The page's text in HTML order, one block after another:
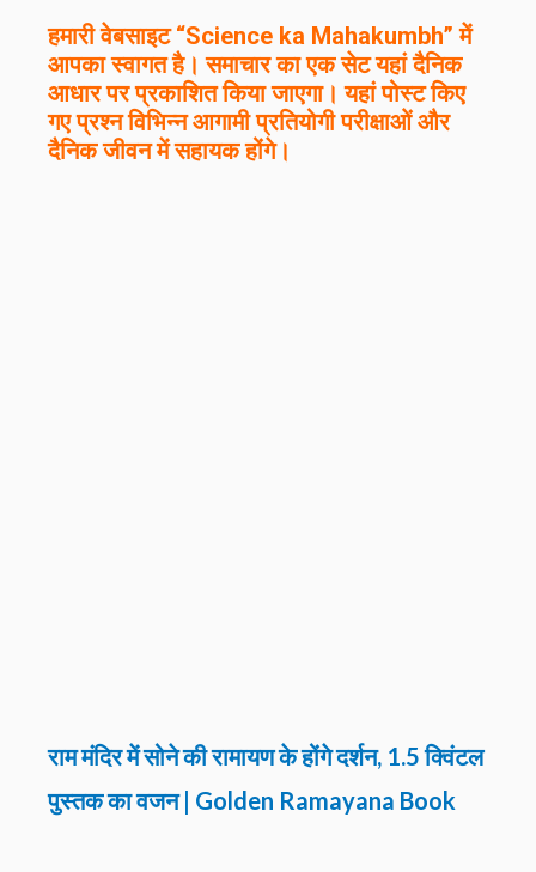
हमारी वेबसाइट “Science ka Mahakumbh” में
आपका स्वागत है। समाचार का एक सेट यहां दैनिक
आधार पर प्रकाशित किया जाएगा। यहां पोस्ट किए
गए प्रश्न विभिन्न आगामी प्रतियोगी परीक्षाओं और
दैनिक जीवन में सहायक होंगे।
राम मंदिर में सोने की रामायण के होंगे दर्शन, 1.5 क्विंटल
पुस्तक का वजन | Golden Ramayana Book